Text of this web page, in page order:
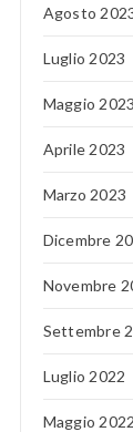
QJ SRK 921
TUTTA
potete
continua a
Agosto
Luglio 2023
Maggio 2023
Aprile 2023
Marzo 2023
Dicembre
Novembre
Settembre
Luglio 2022
Maggio 2022